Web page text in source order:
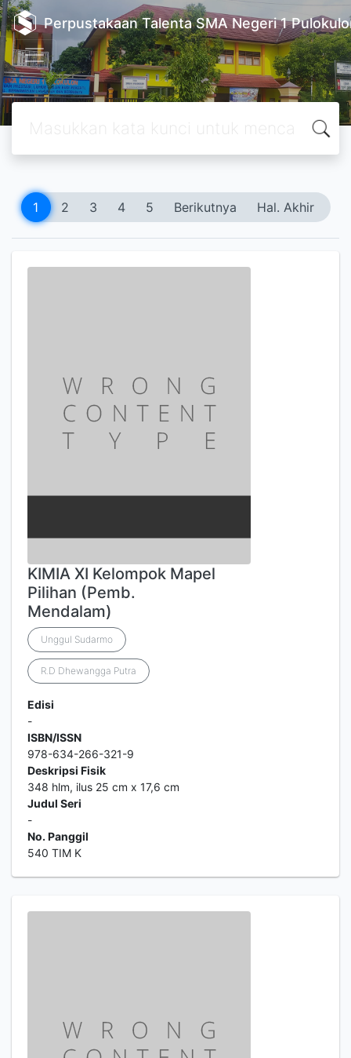
Perpustakaan Talenta SMA Negeri 1
1 2 3 4 5 Berikutnya Hal. Akhir
KIMIA XI Kelompok Mapel
Pilihan (Pemb.
Mendalam)
Unggul Sudarmo
R.D Dhewangga Putra
Edisi
-
ISBN/ISSN
978-634-266-321-9
Deskripsi Fisik
348 hlm, ilus 25 cm x 17,6 cm
Judul Seri
-
No. Panggil
540 TIM K